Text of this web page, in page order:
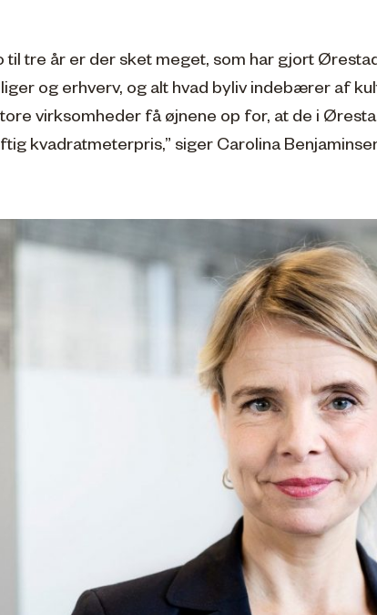
til tre år er der sket meget, som har gjort
og erhverv, og alt hvad byliv indebærer af
virksomheder få øjnene op for, at de i
kvadratmeterpris,” siger Carolina